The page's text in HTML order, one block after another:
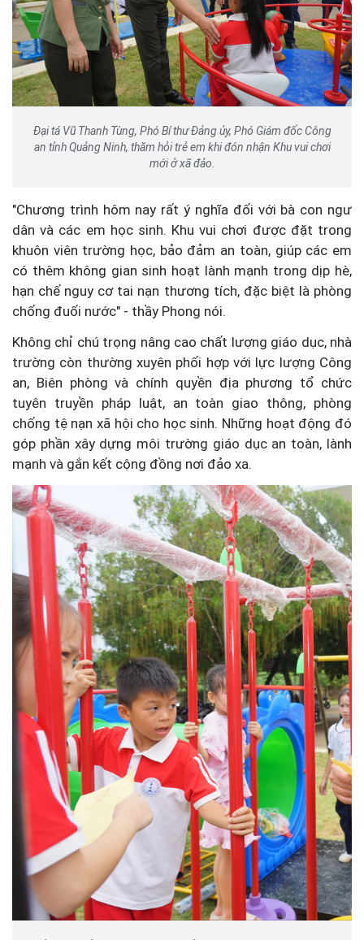
Đại tá Vũ Thanh Tùng, Phó Bí thư Đảng ủy, Phó Giám đốc Công
an tỉnh Quảng Ninh, thăm hỏi trẻ em khi đón nhận Khu vui chơi
mới ở xã đảo.
"Chương trình hôm nay rất ý nghĩa đối với bà con ngư
dân và các em học sinh. Khu vui chơi được đặt trong
khuôn viên trường học, bảo đảm an toàn, giúp các em
có thêm không gian sinh hoạt lành mạnh trong dịp hè,
hạn chế nguy cơ tai nạn thương tích, đặc biệt là phòng
chống đuối nước" - thầy Phong nói.
Không chỉ chú trọng nâng cao chất lượng giáo dục, nhà
trường còn thường xuyên phối hợp với lực lượng Công
an, Biên phòng và chính quyền địa phương tổ chức
tuyên truyền pháp luật, an toàn giao thông, phòng
chống tệ nạn xã hội cho học sinh. Những hoạt động đó
góp phần xây dựng môi trường giáo dục an toàn, lành
mạnh và gắn kết cộng đồng nơi đảo xa.